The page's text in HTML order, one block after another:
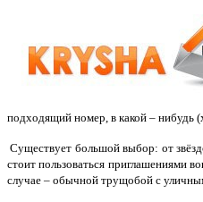
подходящий номер, в какой – нибудь
Существует большой выбор: от
стоит пользоваться приглашениями
случае – обычной трущобой с